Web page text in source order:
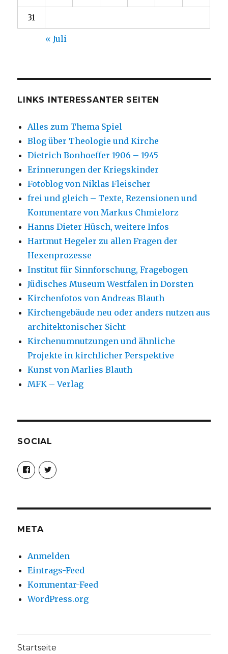
31
« Juli
LINKS INTERESSANTER SEITEN
Alles zum Thema Spiel
Blog über Theologie und Kirche
Dietrich Bonhoeffer 1906 – 1945
Erinnerungen der Kriegskinder
Fotoblog von Niklas Fleischer
frei und gleich – Texte, Rezensionen und
Kommentare von Markus Chmielorz
Hanns Dieter Hüsch, weitere Infos
Hartmut Hegeler zu allen Fragen der
Hexenprozesse
Institut für Sinnforschung, Fragebogen
Jüdisches Museum Westfalen in Dorsten
Kirchenfotos von Andreas Blauth
Kirchengebäude neu oder anders nutzen aus
architektonischer Sicht
Kirchenumnutzungen und ähnliche
Projekte in kirchlicher Perspektive
Kunst von Marlies Blauth
MFK – Verlag
SOCIAL
Profil
von
christoph.fleischer1
anzeigen
Profil
von
anzeigen
META
Anmelden
Eintrags-Feed
Kommentar-Feed
WordPress.org
Startseite